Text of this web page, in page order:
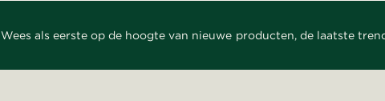
Wees als eerste op de hoogte van nieuwe producten, de laatste